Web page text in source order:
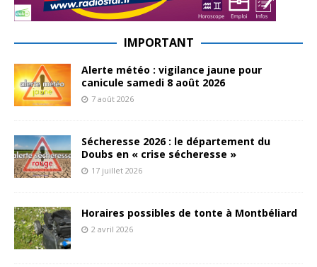
IMPORTANT
Alerte météo : vigilance jaune pour
canicule samedi 8 août 2026
7 août 2026
Sécheresse 2026 : le département du
Doubs en « crise sécheresse »
17 juillet 2026
Horaires possibles de tonte à Montbéliard
2 avril 2026